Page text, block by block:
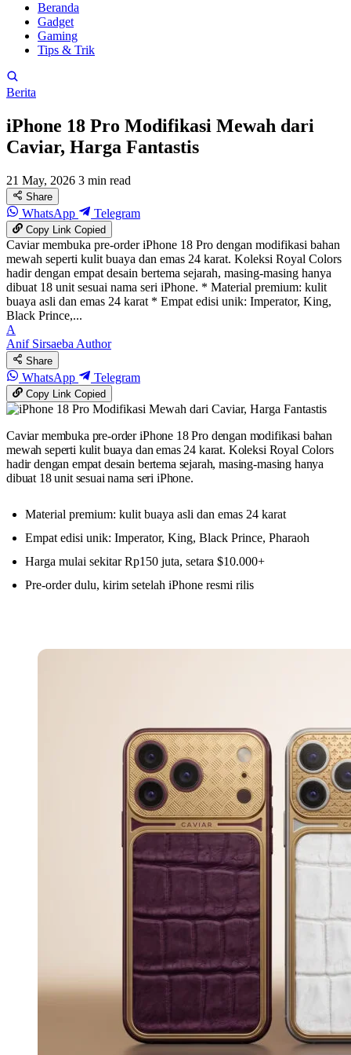
Beranda
Gadget
Gaming
Tips & Trik
Berita
iPhone 18 Pro Modifikasi Mewah dari
Caviar, Harga Fantastis
21 May, 2026 3 min read
Share
WhatsApp Telegram
Copy LinkCopied
Caviar membuka pre-order iPhone 18 Pro dengan modifikasi bahan
mewah seperti kulit buaya dan emas 24 karat. Koleksi Royal Colors
hadir dengan empat desain bertema sejarah, masing-masing hanya
dibuat 18 unit sesuai nama seri iPhone. * Material premium: kulit
buaya asli dan emas 24 karat * Empat edisi unik: Imperator, King,
Black Prince,...
A
Anif SirsaebaAuthor
Share
WhatsApp Telegram
Copy LinkCopied
Caviar membuka pre-order iPhone 18 Pro dengan modifikasi bahan
mewah seperti kulit buaya dan emas 24 karat. Koleksi Royal Colors
hadir dengan empat desain bertema sejarah, masing-masing hanya
dibuat 18 unit sesuai nama seri iPhone.
Material premium: kulit buaya asli dan emas 24 karat
Empat edisi unik: Imperator, King, Black Prince, Pharaoh
Harga mulai sekitar Rp150 juta, setara $10.000+
Pre-order dulu, kirim setelah iPhone resmi rilis